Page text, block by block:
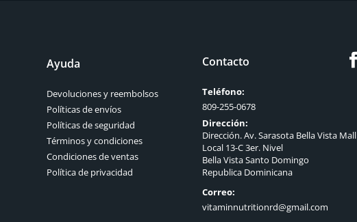
Ayuda
Devoluciones y reembolsos
Políticas de envíos
Políticas de seguridad
Términos y condiciones
Condiciones de ventas
Política de privacidad
Contacto
Teléfono:
809-255-0678
Dirección:
Dirección. Av. Sarasota Bella Vista Mall
Local 13-C 3er. Nivel
Bella Vista Santo Domingo
Republica Dominicana
Correo:
vitaminnutritionrd@gmail.com